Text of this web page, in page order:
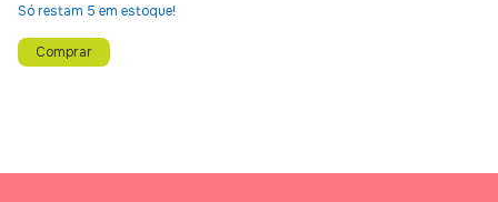
Só restam 5 em estoque!